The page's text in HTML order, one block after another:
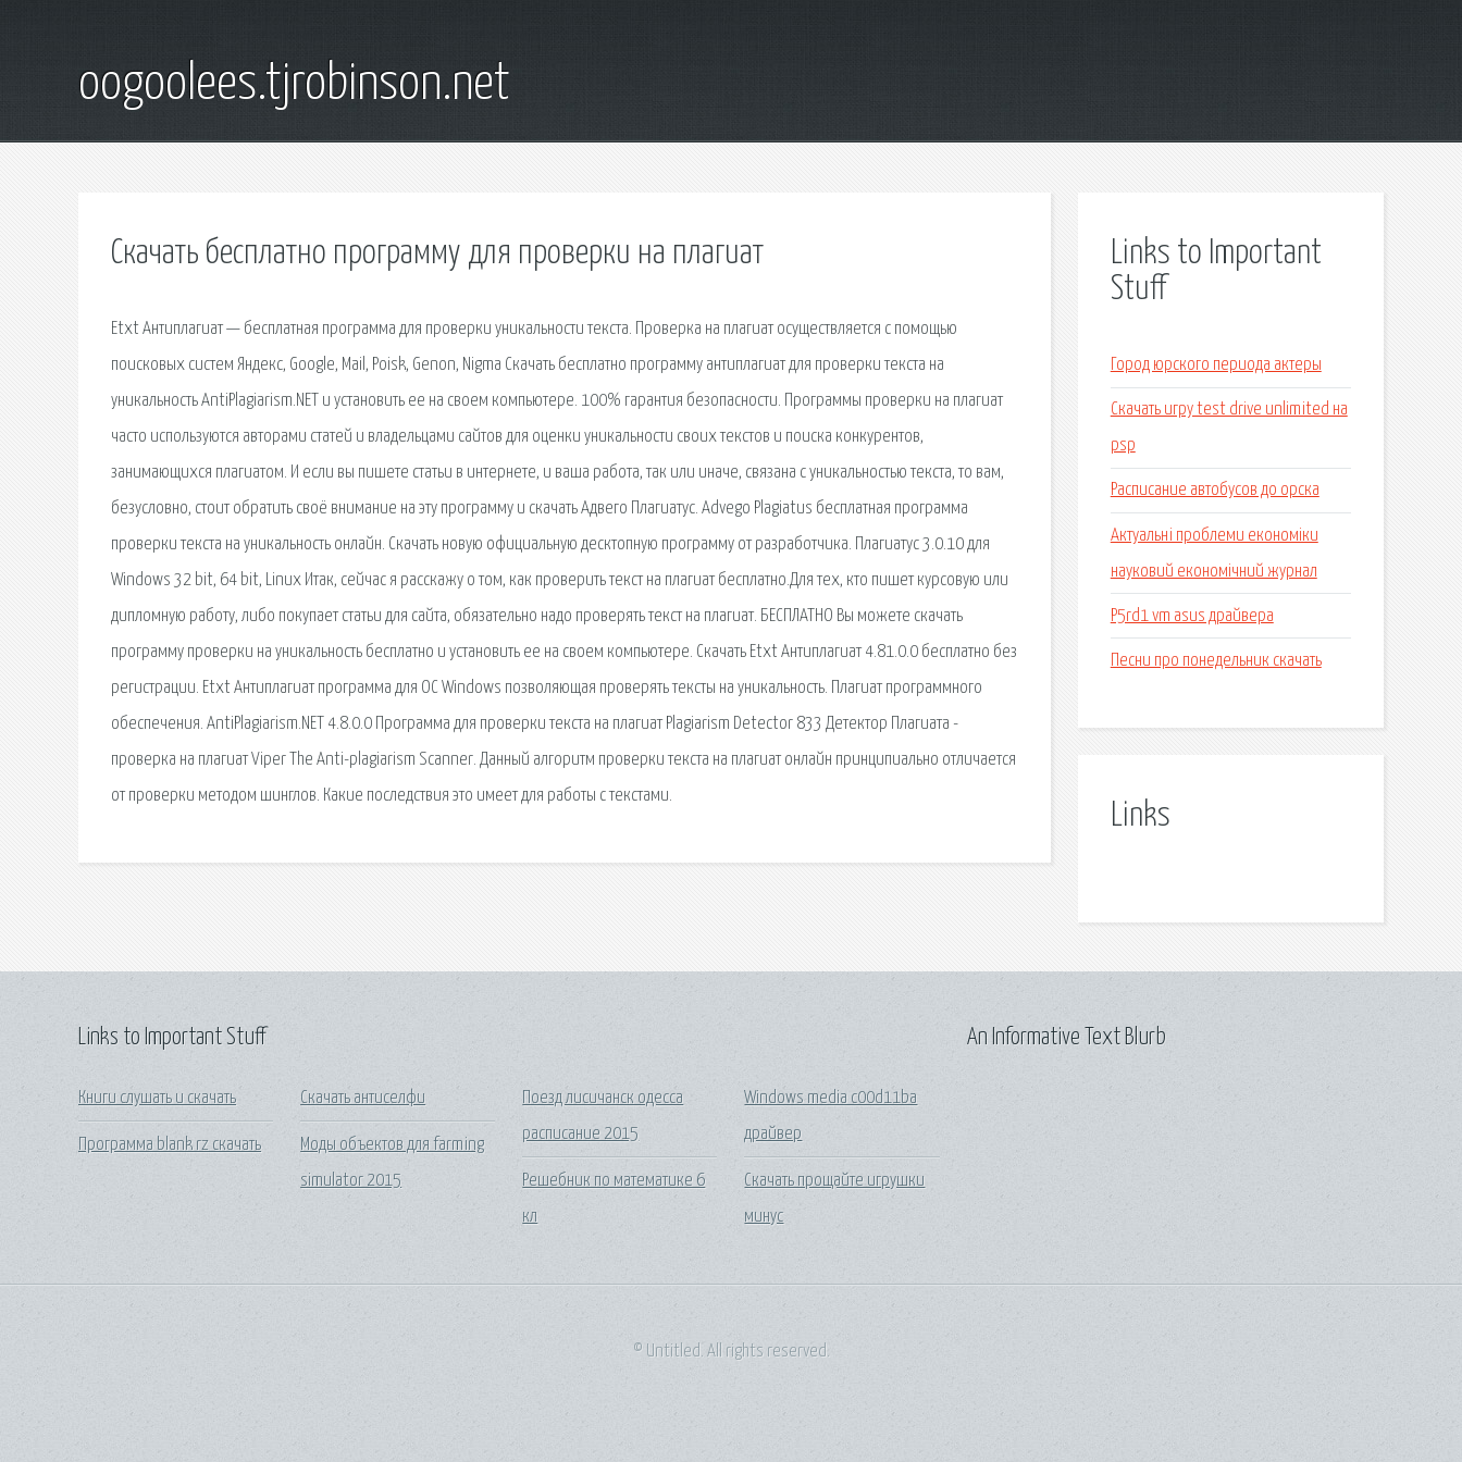
oogoolees.tjrobinson.net
Скачать бесплатно программу для проверки на плагиат
Etxt Антиплагиат — бесплатная программа для проверки уникальности текста. Проверка на плагиат осуществляется с помощью
поисковых систем Яндекс, Google, Mail, Poisk, Genon, Nigma Скачать бесплатно программу антиплагиат для проверки текста на
уникальность AntiPlagiarism.NET и установить ее на своем компьютере. 100% гарантия безопасности. Программы проверки на плагиат
часто используются авторами статей и владельцами сайтов для оценки уникальности своих текстов и поиска конкурентов,
занимающихся плагиатом. И если вы пишете статьи в интернете, и ваша работа, так или иначе, связана с уникальностью текста, то вам,
безусловно, стоит обратить своё внимание на эту программу и скачать Адвего Плагиатус. Advego Plagiatus бесплатная программа
проверки текста на уникальность онлайн. Скачать новую официальную десктопную программу от разработчика. Плагиатус 3.0.10 для
Windows 32 bit, 64 bit, Linux Итак, сейчас я расскажу о том, как проверить текст на плагиат бесплатно.Для тех, кто пишет курсовую или
дипломную работу, либо покупает статьи для сайта, обязательно надо проверять текст на плагиат. БЕСПЛАТНО Вы можете скачать
программу проверки на уникальность бесплатно и установить ее на своем компьютере. Скачать Etxt Антиплагиат 4.81.0.0 бесплатно без
регистрации. Etxt Антиплагиат программа для ОС Windows позволяющая проверять тексты на уникальность. Плагиат программного
обеспечения. AntiPlagiarism.NET 4.8.0.0 Программа для проверки текста на плагиат Plagiarism Detector 833 Детектор Плагиата -
проверка на плагиат Viper The Anti-plagiarism Scanner. Данный алгоритм проверки текста на плагиат онлайн принципиально отличается
от проверки методом шинглов. Какие последствия это имеет для работы с текстами.
Links to Important
Stuff
Город юрского периода актеры
Скачать игру test drive unlimited на
psp
Расписание автобусов до орска
Актуальні проблеми економіки
науковий економічний журнал
P5rd1 vm asus драйвера
Песни про понедельник скачать
Links
Links to Important Stuff
Книги слушать и скачать
Программа blank rz скачать
Скачать антиселфи
Моды объектов для farming
simulator 2015
Поезд лисичанск одесса
расписание 2015
Решебник по математике 6
кл
Windows media c00d11ba
драйвер
Скачать прощайте игрушки
минус
An Informative Text Blurb
© Untitled. All rights reserved.